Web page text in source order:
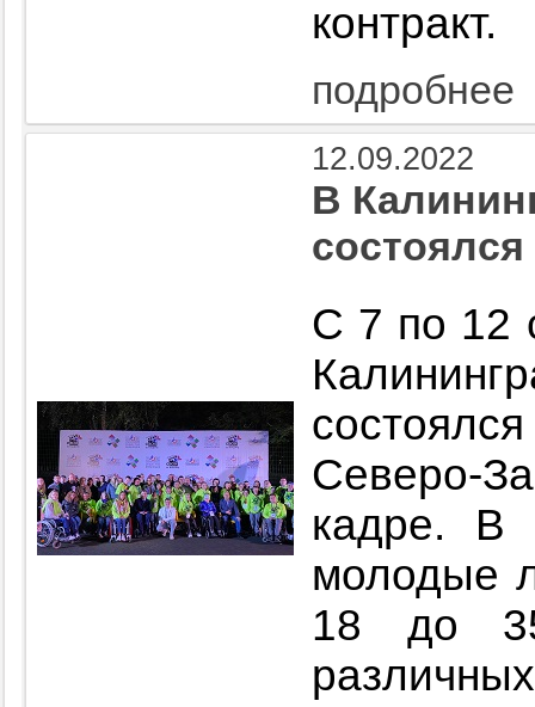
контракт.
подробнее
12.09.2022
В
С 7 по 12
Северо-
кадре. В
молодые
18 до